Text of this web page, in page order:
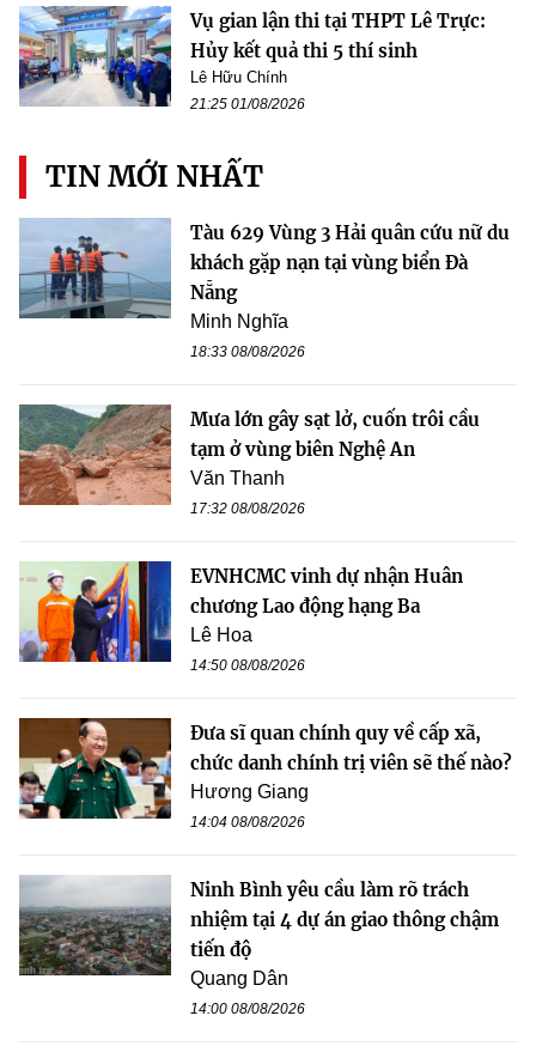
Vụ gian lận thi tại THPT Lê Trực:
Hủy kết quả thi 5 thí sinh
Lê Hữu Chính
21:25 01/08/2026
TIN MỚI NHẤT
Tàu 629 Vùng 3 Hải quân cứu nữ du
khách gặp nạn tại vùng biển Đà
Nẵng
Minh Nghĩa
18:33 08/08/2026
Mưa lớn gây sạt lở, cuốn trôi cầu
tạm ở vùng biên Nghệ An
Văn Thanh
17:32 08/08/2026
EVNHCMC vinh dự nhận Huân
chương Lao động hạng Ba
Lê Hoa
14:50 08/08/2026
Đưa sĩ quan chính quy về cấp xã,
chức danh chính trị viên sẽ thế nào?
Hương Giang
14:04 08/08/2026
Ninh Bình yêu cầu làm rõ trách
nhiệm tại 4 dự án giao thông chậm
tiến độ
Quang Dân
14:00 08/08/2026